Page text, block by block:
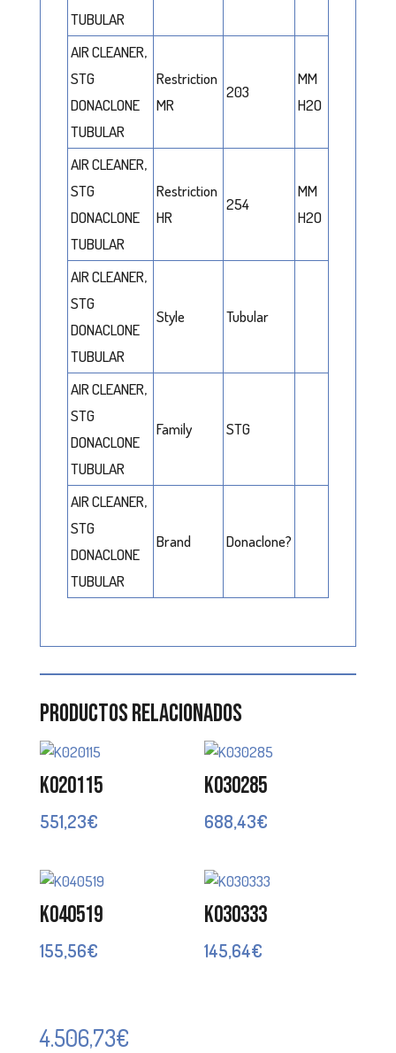
TUBULAR
AIR CLEANER,
STG
DONACLONE
TUBULAR
Restriction
MR
203
MM
H2O
AIR CLEANER,
STG
DONACLONE
TUBULAR
Restriction
HR
254
MM
H2O
AIR CLEANER,
STG
DONACLONE
TUBULAR
Style Tubular
AIR CLEANER,
STG
DONACLONE
TUBULAR
Family STG
AIR CLEANER,
STG
DONACLONE
TUBULAR
Brand Donaclone?
Productos relacionados
K020115
551,23€
K030285
688,43€
K040519
155,56€
K030333
145,64€
4.506,73€